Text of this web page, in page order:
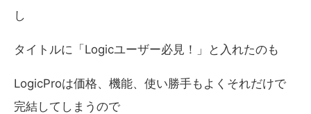
し
タイトルに「Logicユーザー必見！」と入れたのも
LogicProは価格、機能、使い勝手もよくそれだけで
完結してしまうので